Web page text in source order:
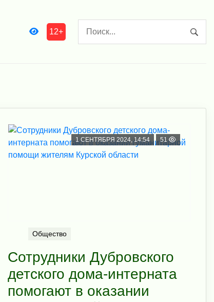
12+
1 СЕНТЯБРЯ 2024, 14:54 51
Общество
Сотрудники Дубровского
детского дома-интерната
помогают в оказании